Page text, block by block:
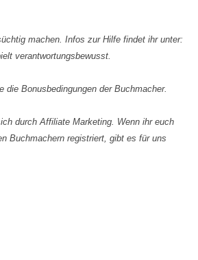
machen. Infos zur Hilfe findet ihr unter:
verantwortungsbewusst.
die Bonusbedingungen der Buchmacher.
durch Affiliate Marketing. Wenn ihr euch
Buchmachern registriert, gibt es für uns